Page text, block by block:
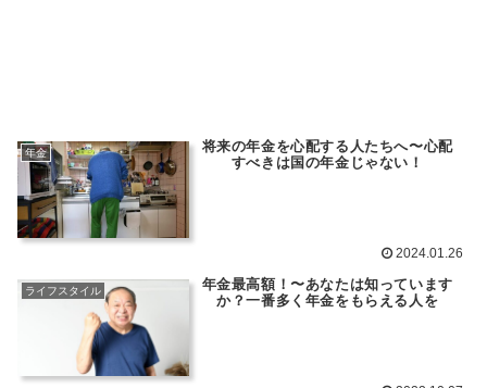
年金
将来の年金を心配する人たちへ〜心配
すべきは国の年金じゃない！
2024.01.26
ライフスタイル
年金最高額！〜あなたは知っています
か？一番多く年金をもらえる人を